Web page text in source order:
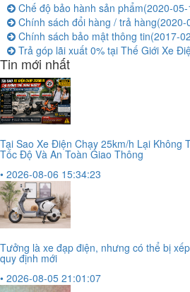
Chế độ bảo hành sản phẩm(2020-
Chính sách đổi hàng / trả hàng(2020-
Chính sách bảo mật thông tin(2017-
Trả góp lãi xuất 0% tại Thế Giới Xe
Tin mới nhất
Tại Sao Xe Điện Chạy 25km/h Lại Không
Tốc Độ Và An Toàn Giao Thông
• 2026-08-06 15:34:23
Tưởng là xe đạp điện, nhưng có thể bị
quy định mới
• 2026-08-05 21:01:07